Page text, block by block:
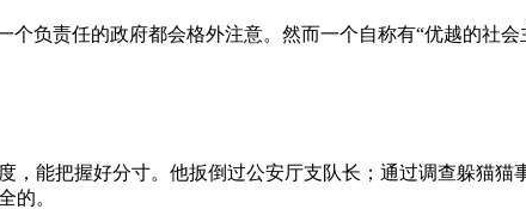
负责任的政府都会格外注意。然而一个自称有“优越的社
，能把握好分寸。他扳倒过公安厅支队长；通过调查躲猫
的。